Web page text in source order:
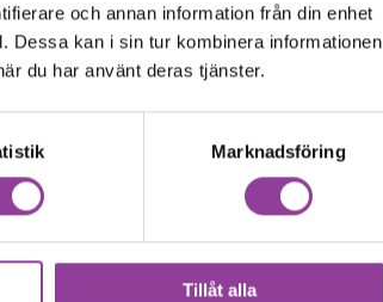
och annan information från din enhet
Dessa kan i sin tur kombinera informationen
du har använt deras tjänster.
Marknadsföring
Tillåt alla